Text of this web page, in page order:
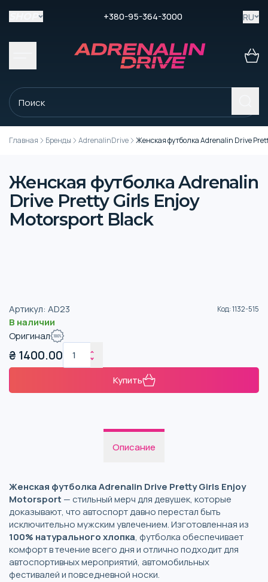
+380-95-364-3000 RU
Главная Бренды AdrenalinDrive Женская футболка Adrenalin Drive
Женская футболка Adrenalin
Drive Pretty Girls Enjoy
Motorsport Black
Артикул: AD23 Код:1132-515
В наличии
Оригинал
₴ 1400.00
Купить
Описание
Женская футболка Adrenalin Drive Pretty Girls Enjoy
Motorsport — стильный мерч для девушек, которые
доказывают, что автоспорт давно перестал быть
исключительно мужским увлечением. Изготовленная из
100% натурального хлопка, футболка обеспечивает
комфорт в течение всего дня и отлично подходит для
автоспортивных мероприятий, автомобильных
фестивалей и повседневной носки.